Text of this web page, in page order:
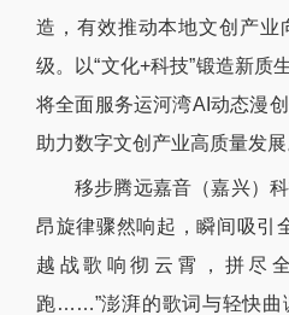
造，有效推动本地文创产业
级。以“文化+科技”锻造新质
将全面服务运河湾AI动态漫
助力数字文创产业高质量发展
移步腾远嘉音（嘉兴）
昂旋律骤然响起，瞬间吸引
越战歌响彻云霄，拼尽
跑……”澎湃的歌词与轻快曲